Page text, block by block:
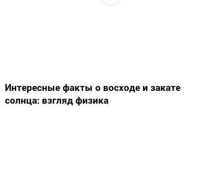
Интересные факты о восходе и закате
солнца: взгляд физика